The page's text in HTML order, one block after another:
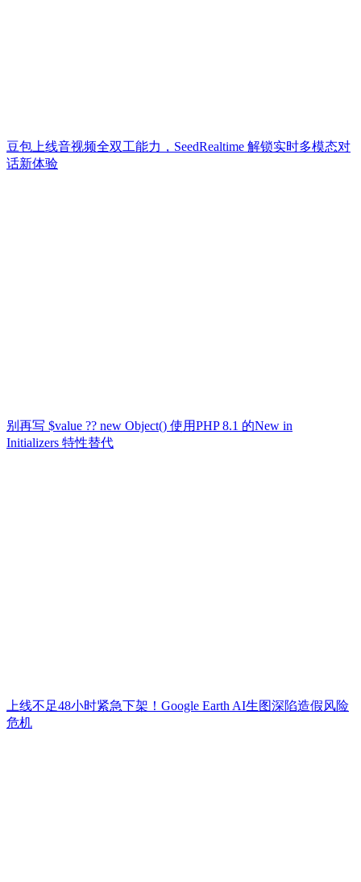
豆包上线音视频全双工能力，SeedRealtime 解锁实时多模态对
话新体验
别再写 $value ?? new Object() 使用PHP 8.1 的New in
Initializers 特性替代
上线不足48小时紧急下架！Google Earth AI生图深陷造假风险
危机